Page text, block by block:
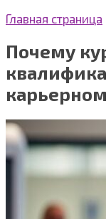
Главная страница
Почему